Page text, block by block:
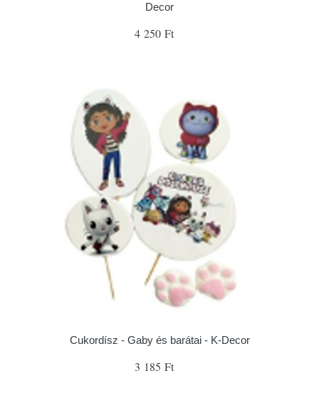
Decor
4 250 Ft
Cukordísz - Gaby és barátai - K-Decor
3 185 Ft